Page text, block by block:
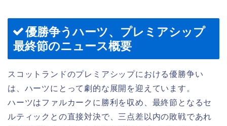
優勝争うハーツ、プレミアシップ
最終節のニュース概要
スコットランドのプレミアシップにおける優勝争い
は、ハーツにとって劇的な展開を迎えています。
ハーツはファルカークに勝利を収め、最終節となるセ
ルティックとの直接対決で、三点差以内の敗戦であれ